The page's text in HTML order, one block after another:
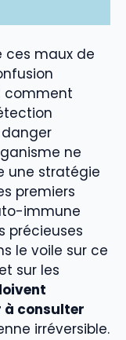
ces maux de
comment
ne
une stratégie
premiers
immune
précieuses
le voile sur ce
sur les
à consulter
irréversible.